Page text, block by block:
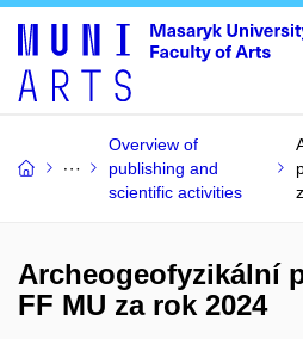
Overview of
publishing and
scientific activities
Archeogeofyzikální
FF MU za rok 2024